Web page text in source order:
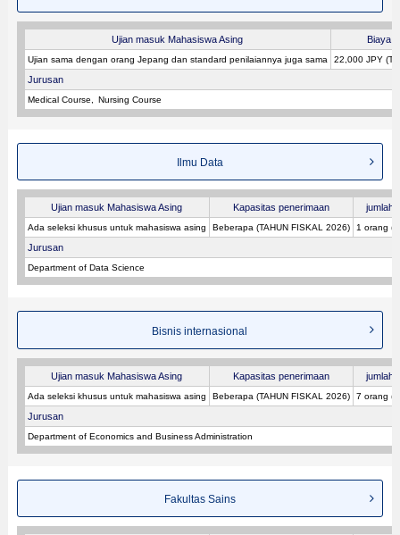
Ujian masuk Mahasiswa Asing Biaya
Ujian sama dengan orang Jepang dan standard penilaiannya juga sama 22,000 JPY
Jurusan
Medical Course Nursing Course
Ilmu Data
Ujian masuk Mahasiswa Asing Kapasitas penerimaan jumlah
Ada seleksi khusus untuk mahasiswa asing Beberapa (TAHUN FISKAL 2026) 1 orang
Jurusan
Department of Data Science
Bisnis internasional
Ujian masuk Mahasiswa Asing Kapasitas penerimaan jumlah
Ada seleksi khusus untuk mahasiswa asing Beberapa (TAHUN FISKAL 2026) 7 orang
Jurusan
Department of Economics and Business Administration
Fakultas Sains